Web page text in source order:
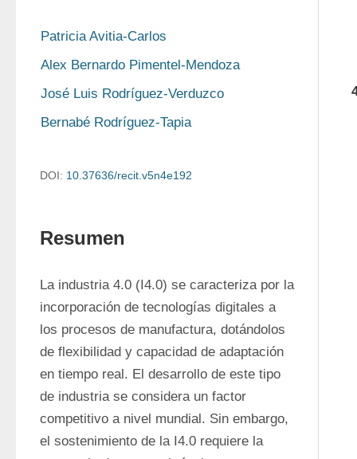
Patricia Avitia-Carlos
Alex Bernardo Pimentel-Mendoza
José Luis Rodríguez-Verduzco
Bernabé Rodríguez-Tapia
DOI: 10.37636/recit.v5n4e192
Resumen
La industria 4.0 (I4.0) se caracteriza por la
incorporación de tecnologías digitales a
los procesos de manufactura, dotándolos
de flexibilidad y capacidad de adaptación
en tiempo real. El desarrollo de este tipo
de industria se considera un factor
competitivo a nivel mundial. Sin embargo,
el sostenimiento de la I4.0 requiere la